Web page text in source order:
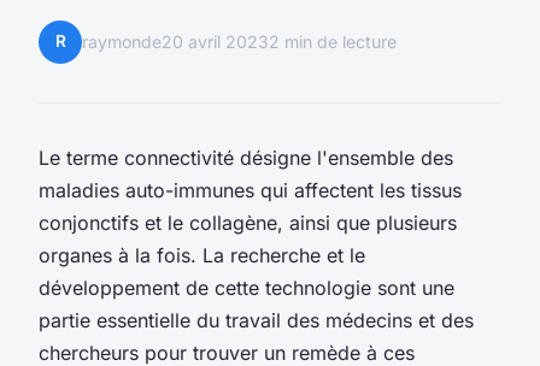
R raymonde20 avril 20232 min de lecture
Le terme connectivité désigne l'ensemble des
maladies auto-immunes qui affectent les tissus
conjonctifs et le collagène, ainsi que plusieurs
organes à la fois. La recherche et le
développement de cette technologie sont une
partie essentielle du travail des médecins et des
chercheurs pour trouver un remède à ces